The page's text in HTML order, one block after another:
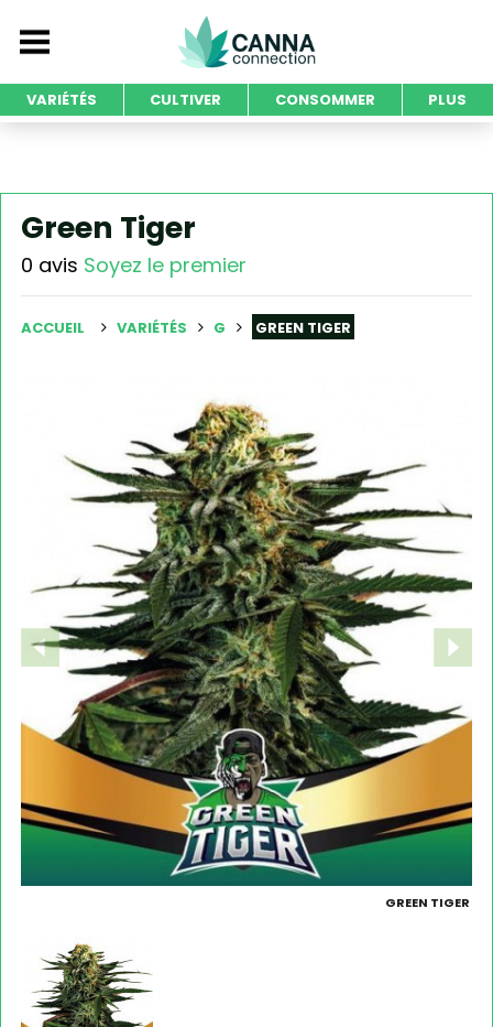
VARIÉTÉS CULTIVER CONSOMMER PLUS
Green Tiger
0 avis Soyez le premier
ACCUEIL VARIÉTÉS G GREEN TIGER
GREEN TIGER